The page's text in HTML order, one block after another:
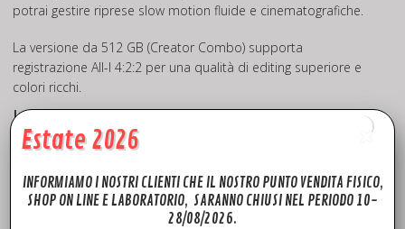
potrai gestire riprese slow motion fluide e cinematografiche.
La versione da 512 GB (Creator Combo) supporta
registrazione All-I 4:2:2 per una qualità di editing superiore e
colori ricchi.
Infinity Gimbal — Movimenti Senza Limiti
Il rivoluzionario gimbal Infinity consente una rotazione
Cattura composizioni dinamiche e racconta storie in volo con
inquadrature mozzafiato e prospettive estreme.
Estate 2026
INFORMIAMO I NOSTRI CLIENTI CHE IL NOSTRO PUNTO VENDITA FISICO,
SHOP ON LINE E LABORATORIO, SARANNO CHIUSI NEL PERIODO 10-
28/08/2026.